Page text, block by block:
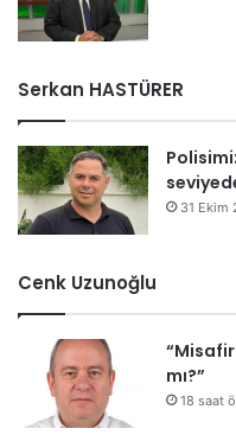
Serkan HASTÜRER
31 Ekim
Cenk Uzunoğlu
mı?”
18 saat